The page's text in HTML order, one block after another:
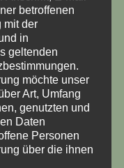
ob 2wd oder syncro
oder Bolzen
betroffenen
mit der
in
geltenden
möchte unser
Art, Umfang
genutzten und
Daten
Personen
über die ihnen